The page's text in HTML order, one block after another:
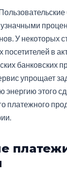
У некоторых
в
банковских
упрощает
энергию этого
платежного